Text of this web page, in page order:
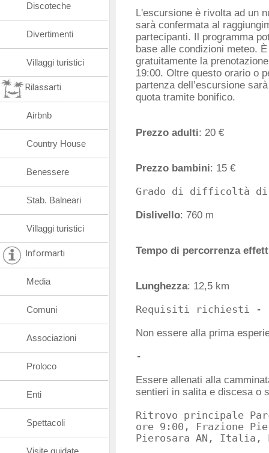
L'escursione è rivolta ad un
sarà confermata al
partecipanti. Il programma
base alle condizioni meteo.
gratuitamente la
19:00. Oltre questo orario o
partenza dell’escursione
quota tramite bonifico.
Prezzo adulti: 20 €
Prezzo bambini: 15 €
Dislivello: 760 m
Tempo di percorrenza
Lunghezza: 12,5 km
Non essere alla prima
Essere allenati alla
sentieri in salita e discesa o
Ritrovo principale
ore 9:00, Frazione
Discoteche
Divertimenti
Villaggi turistici
Rilassarti
Airbnb
Country House
Benessere
Stab. Balneari
Villaggi turistici
Informarti
Media
Comuni
Associazioni
Proloco
Enti
Spettacoli
Visite guidate